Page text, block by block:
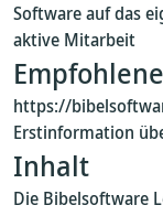
Software auf das
aktive Mitarbeit
https://
Erstinformation
Inhalt
Die Bibelsoftware